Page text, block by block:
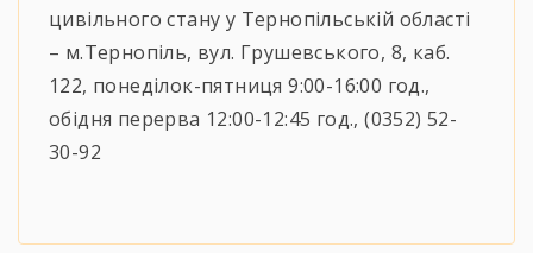
цивільного стану у Тернопільській області
– м.Тернопіль, вул. Грушевського, 8, каб.
122, понеділок-пятниця 9:00-16:00 год.,
обідня перерва 12:00-12:45 год., (0352) 52-
30-92